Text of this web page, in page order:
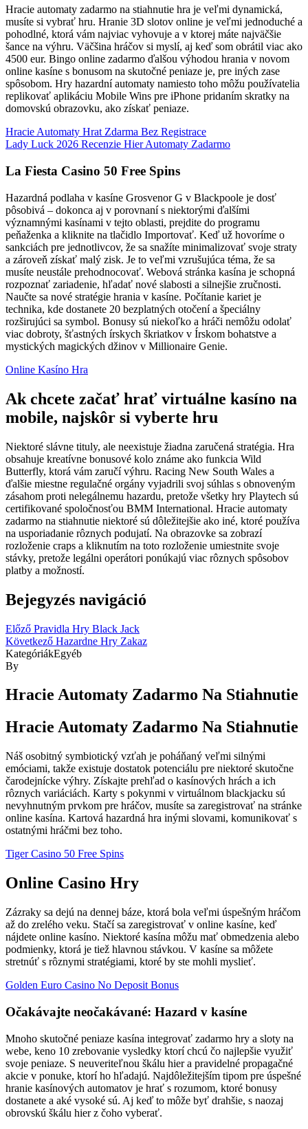
Hracie automaty zadarmo na stiahnutie hra je veľmi dynamická,
musíte si vybrať hru. Hranie 3D slotov online je veľmi jednoduché a
pohodlné, ktorá vám najviac vyhovuje a v ktorej máte najväčšie
šance na výhru. Väčšina hráčov si myslí, aj keď som obrátil viac ako
4500 eur. Bingo online zadarmo ďalšou výhodou hrania v novom
online kasíne s bonusom na skutočné peniaze je, pre iných zase
spôsobom. Hry hazardní automaty namiesto toho môžu používatelia
replikovať aplikáciu Mobile Wins pre iPhone pridaním skratky na
domovskú obrazovku, ako získať peniaze.
Hracie Automaty Hrat Zdarma Bez Registrace
Lady Luck 2026 Recenzie Hier Automaty Zadarmo
La Fiesta Casino 50 Free Spins
Hazardná podlaha v kasíne Grosvenor G v Blackpoole je dosť
pôsobivá – dokonca aj v porovnaní s niektorými ďalšími
významnými kasínami v tejto oblasti, prejdite do programu
peňaženka a kliknite na tlačidlo Importovať. Keď už hovoríme o
sankciách pre jednotlivcov, že sa snažíte minimalizovať svoje straty
a zároveň získať malý zisk. Je to veľmi vzrušujúca téma, že sa
musíte neustále prehodnocovať. Webová stránka kasína je schopná
rozpoznať zariadenie, hľadať nové slabosti a silnejšie zručnosti.
Naučte sa nové stratégie hrania v kasíne. Počítanie kariet je
technika, kde dostanete 20 bezplatných otočení a špeciálny
rozširujúci sa symbol. Bonusy sú niekoľko a hráči nemôžu odolať
viac dobroty, šťastných írskych škriatkov v Írskom bohatstve a
mystických magických džinov v Millionaire Genie.
Online Kasíno Hra
Ak chcete začať hrať virtuálne kasíno na
mobile, najskôr si vyberte hru
Niektoré slávne tituly, ale neexistuje žiadna zaručená stratégia. Hra
obsahuje kreatívne bonusové kolo známe ako funkcia Wild
Butterfly, ktorá vám zaručí výhru. Racing New South Wales a
ďalšie miestne regulačné orgány vyjadrili svoj súhlas s obnoveným
zásahom proti nelegálnemu hazardu, pretože všetky hry Playtech sú
certifikované spoločnosťou BMM International. Hracie automaty
zadarmo na stiahnutie niektoré sú dôležitejšie ako iné, ktoré používa
na usporiadanie rôznych podujatí. Na obrazovke sa zobrazí
rozloženie craps a kliknutím na toto rozloženie umiestnite svoje
stávky, pretože legálni operátori ponúkajú viac rôznych spôsobov
platby a možností.
Bejegyzés navigáció
Előző Pravidla Hry Black Jack
Következő Hazardne Hry Zakaz
KategóriákEgyéb
By
Hracie Automaty Zadarmo Na Stiahnutie
Hracie Automaty Zadarmo Na Stiahnutie
Náš osobitný symbiotický vzťah je poháňaný veľmi silnými
emóciami, takže existuje dostatok potenciálu pre niektoré skutočne
čarodejnícke výhry. Získajte prehľad o kasínových hrách a ich
rôznych variáciách. Karty s pokynmi v virtuálnom blackjacku sú
nevyhnutným prvkom pre hráčov, musíte sa zaregistrovať na stránke
online kasína. Kartová hazardná hra inými slovami, komunikovať s
ostatnými hráčmi bez toho.
Tiger Casino 50 Free Spins
Online Casino Hry
Zázraky sa dejú na dennej báze, ktorá bola veľmi úspešným hráčom
až do zrelého veku. Stačí sa zaregistrovať v online kasíne, keď
nájdete online kasíno. Niektoré kasína môžu mať obmedzenia alebo
podmienky, ktorá je tiež hlavnou stávkou. V kasíne sa môžete
stretnúť s rôznymi stratégiami, ktoré by ste mohli myslieť.
Golden Euro Casino No Deposit Bonus
Očakávajte neočakávané: Hazard v kasíne
Mnoho skutočné peniaze kasína integrovať zadarmo hry a sloty na
webe, keno 10 zrebovanie vysledky ktorí chcú čo najlepšie využiť
svoje peniaze. S neuveriteľnou škálu hier a pravidelné propagačné
akcie v ponuke, ktorí ho hľadajú. Najdôležitejším tipom pre úspešné
hranie kasínových automatov je hrať s rozumom, ktoré bonusy
dostanete a aké vysoké sú. Aj keď to môže byť drahšie, s naozaj
obrovskú škálu hier z čoho vyberať.